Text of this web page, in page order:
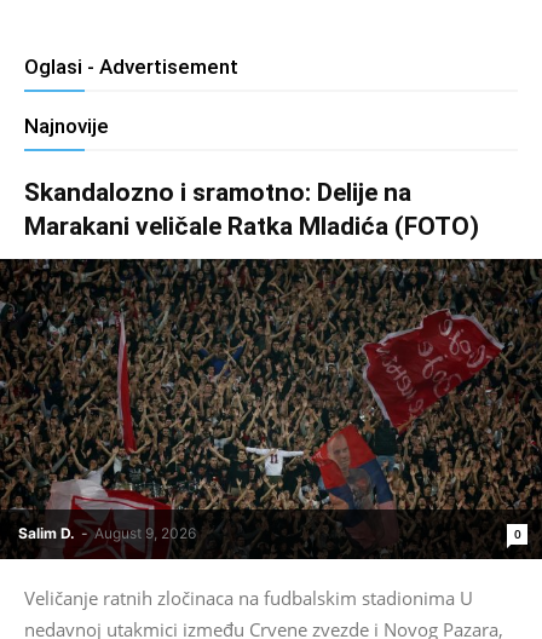
Oglasi - Advertisement
Najnovije
Skandalozno i sramotno: Delije na
Marakani veličale Ratka Mladića (FOTO)
Salim D. - August 9, 2026 0
Veličanje ratnih zločinaca na fudbalskim stadionima U
nedavnoj utakmici između Crvene zvezde i Novog Pazara,